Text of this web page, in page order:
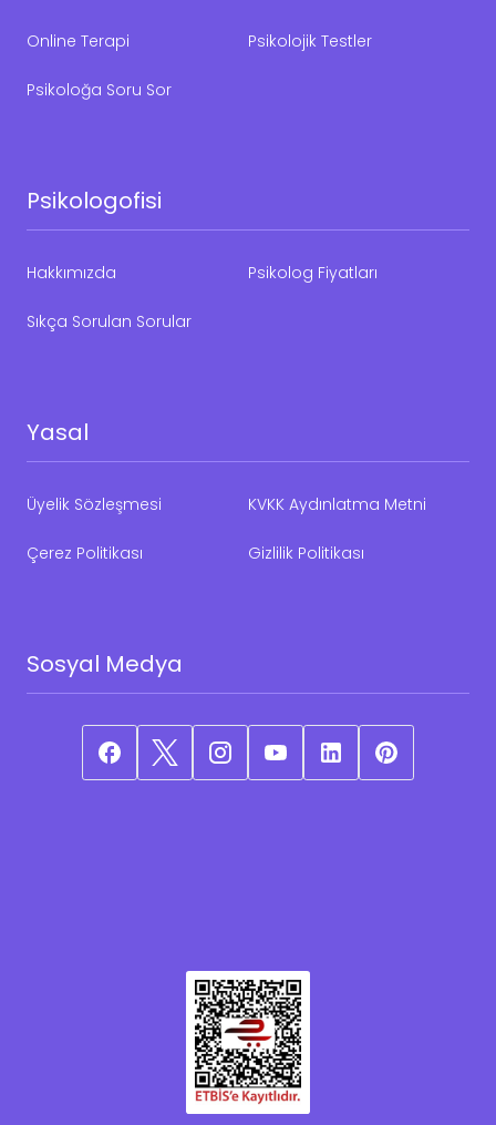
Online Terapi Psikolojik Testler
Psikoloğa Soru Sor
Psikologofisi
Hakkımızda Psikolog Fiyatları
Sıkça Sorulan Sorular
Yasal
Üyelik Sözleşmesi KVKK Aydınlatma Metni
Çerez Politikası Gizlilik Politikası
Sosyal Medya